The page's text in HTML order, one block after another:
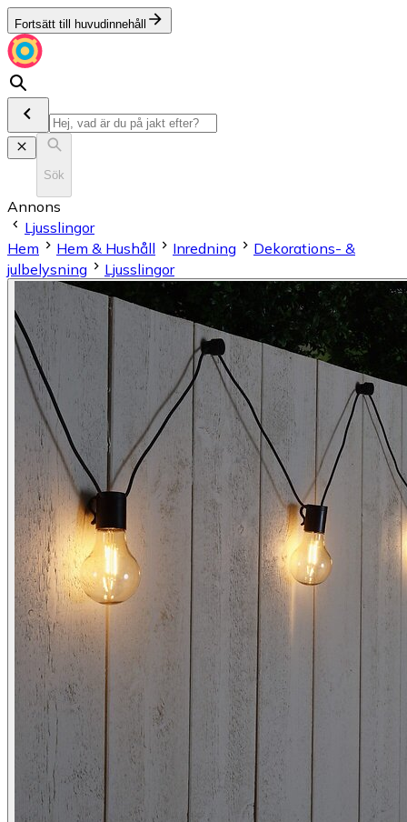
Fortsätt till huvudinnehåll
Sök
Annons
Ljusslingor
Hem
Hem & Hushåll Inredning
Dekorations- &
julbelysning
Ljusslingor